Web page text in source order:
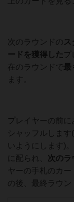
次のラウンドの
ードを獲得した プ
在のラウンドで
ます。
プレイヤーの前
シャッフルしま
いようにします)。
に配られ、
次のラ
ヤーの手札のカ
の後、最終ラウン